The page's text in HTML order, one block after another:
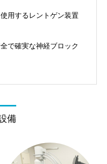
用するレントゲン装置
で確実な神経ブロック
備